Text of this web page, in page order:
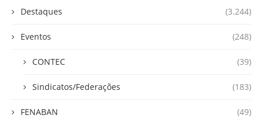
Destaques (3.244)
Eventos (248)
CONTEC (39)
Sindicatos/Federações (183)
FENABAN (49)